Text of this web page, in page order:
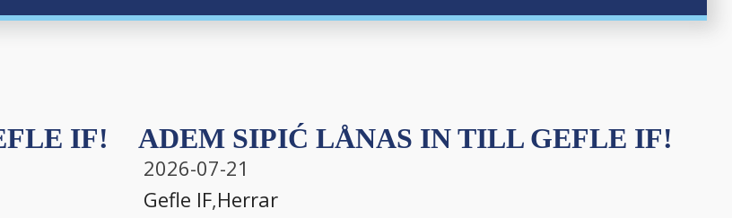
IF! ADEM SIPIĆ LÅNAS IN TILL GEFLE IF!
2026-07-21
Gefle IF,Herrar